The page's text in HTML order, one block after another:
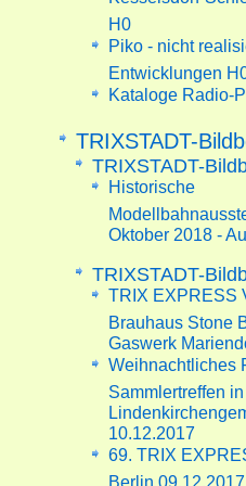
H0
Piko - nicht
Entwicklungen
Kataloge Radio-
TRIXSTADT-
TRIXSTADT-
Historische
Oktober 2018 -
TRIXSTADT-
TRIX EXPRESS
Brauhaus Stone
Gaswerk
Weihnachtliches
Sammlertreffen in
10.12.2017
69. TRIX
Berlin